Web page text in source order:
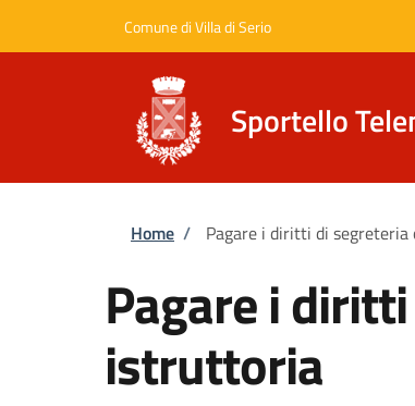
Comune di Villa di Serio
Sportello
Briciole di pane
Home / Pagare i diritti di
Pagare i
istruttoria